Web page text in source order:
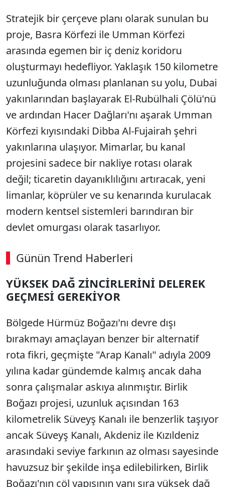
Stratejik bir çerçeve planı olarak sunulan bu
proje, Basra Körfezi ile Umman Körfezi
arasında egemen bir iç deniz koridoru
oluşturmayı hedefliyor. Yaklaşık 150 kilometre
uzunluğunda olması planlanan su yolu, Dubai
yakınlarından başlayarak El-Rubülhali Çölü'nü
ve ardından Hacer Dağları'nı aşarak Umman
Körfezi kıyısındaki Dibba Al-Fujairah şehri
yakınlarına ulaşıyor. Mimarlar, bu kanal
projesini sadece bir nakliye rotası olarak
değil; ticaretin dayanıklılığını artıracak, yeni
limanlar, köprüler ve su kenarında kurulacak
modern kentsel sistemleri barındıran bir
devlet omurgası olarak tasarlıyor.
Günün Trend Haberleri
YÜKSEK DAĞ ZİNCİRLERİNİ DELEREK
GEÇMESİ GEREKİYOR
Bölgede Hürmüz Boğazı'nı devre dışı
bırakmayı amaçlayan benzer bir alternatif
rota fikri, geçmişte "Arap Kanalı" adıyla 2009
yılına kadar gündemde kalmış ancak daha
sonra çalışmalar askıya alınmıştır. Birlik
Boğazı projesi, uzunluk açısından 163
kilometrelik Süveyş Kanalı ile benzerlik taşıyor
ancak Süveyş Kanalı, Akdeniz ile Kızıldeniz
arasındaki seviye farkının az olması sayesinde
havuzsuz bir şekilde inşa edilebilirken, Birlik
Boğazı'nın çöl yapısının yanı sıra yüksek dağ